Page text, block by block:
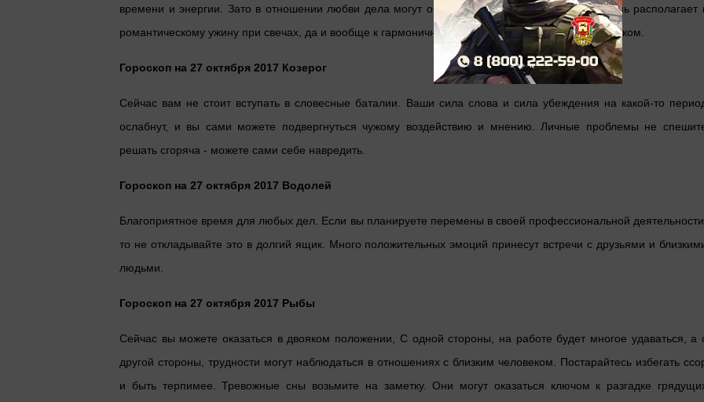
времени и энергии. Зато в отношении любви дела могут обстоять гораздо лучше. Данный день располагает
романтическому ужину при свечах, да и вообще к гармоничным отношениям с любимым человеком.
Гороскоп на 27 октября 2017 Козерог
Сейчас вам не стоит вступать в словесные баталии. Ваши сила слова и сила убеждения на какой-то
ослабнут, и вы сами можете подвергнуться чужому воздействию и мнению. Личные проблемы не
решать сгоряча - можете сами себе навредить.
Гороскоп на 27 октября 2017 Водолей
Благоприятное время для любых дел. Если вы планируете перемены в своей профессиональной деятельности,
то не откладывайте это в долгий ящик. Много положительных эмоций принесут встречи с друзьями и
людьми.
Гороскоп на 27 октября 2017 Рыбы
Сейчас вы можете оказаться в двояком положении, С одной стороны, на работе будет многое удаваться, а
другой стороны, трудности могут наблюдаться в отношениях с близким человеком. Постарайтесь избегать
и быть терпимее. Тревожные сны возьмите на заметку. Они могут оказаться ключом к разгадке